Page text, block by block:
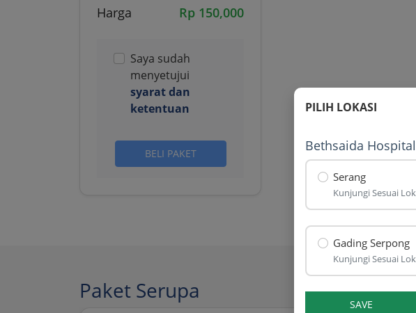
Harga Rp 150,000
Saya sudah
menyetujui
syarat dan
ketentuan
BELI PAKET
Paket Serupa
PILIH LOKASI
Bethsaida
Serang
Kunjungi Sesuai
Gading Serpong
Kunjungi Sesuai
SAVE